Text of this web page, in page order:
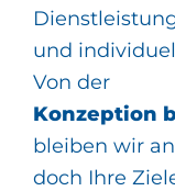
und
Von der
Konzeption
bleiben wir
doch Ihre